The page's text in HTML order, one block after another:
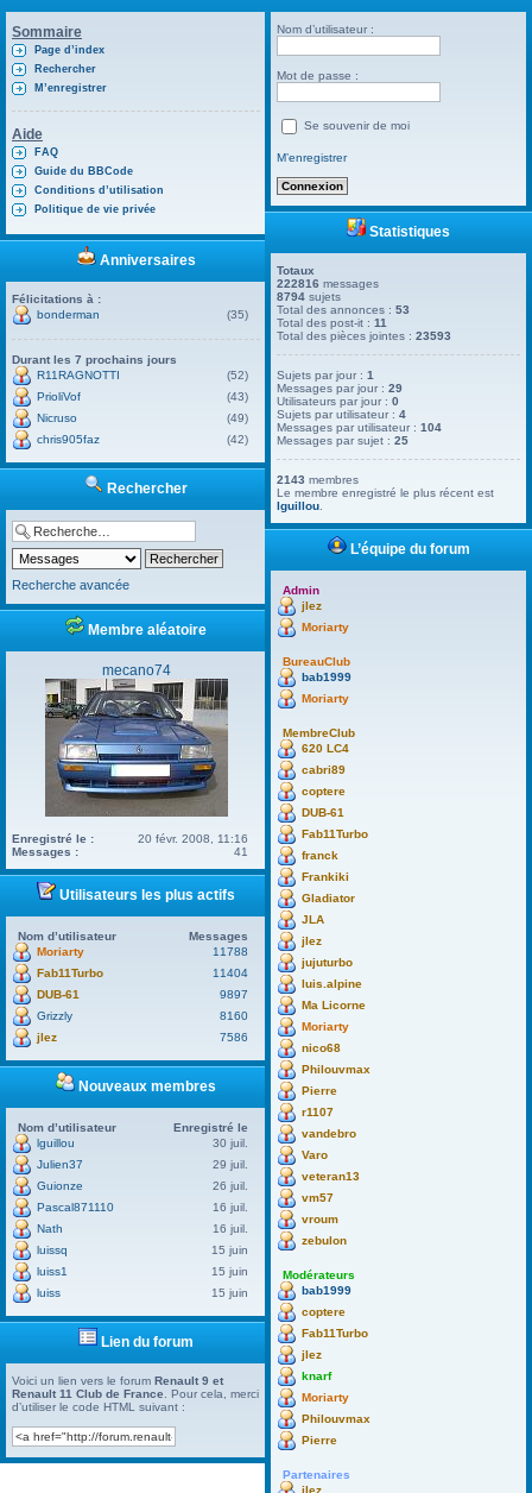
Sommaire
Page d’index
Rechercher
M’enregistrer
Aide
FAQ
Guide du BBCode
Conditions d’utilisation
Politique de vie privée
Anniversaires
Félicitations à :
bonderman
(35)
Durant les 7 prochains jours
R11RAGNOTTI
(52)
PrioliVof
(43)
Nicruso
(49)
chris905faz
(42)
Rechercher
Recherche avancée
Membre aléatoire
mecano74
Enregistré le :
20 févr. 2008, 11:16
Messages :
41
Utilisateurs les plus actifs
Nom d’utilisateur
Messages
Moriarty
11788
Fab11Turbo
11404
DUB-61
9897
Grizzly
8160
jlez
7586
Nouveaux membres
Nom d’utilisateur
Enregistré le
lguillou
30 juil.
Julien37
29 juil.
Guionze
26 juil.
Pascal871110
16 juil.
Nath
16 juil.
luissq
15 juin
luiss1
15 juin
luiss
15 juin
Lien du forum
Voici un lien vers le forum Renault 9 et
Renault 11 Club de France . Pour cela, merci
d’utiliser le code HTML suivant :
Nom d’utilisateur :
Mot de passe :
Se souvenir de moi
M’enregistrer
Statistiques
Totaux
222816 messages
8794 sujets
Total des annonces :53
Total des post-it :11
Total des pièces jointes :23593
Sujets par jour :1
Messages par jour :29
Utilisateurs par jour :0
Sujets par utilisateur :4
Messages par utilisateur :104
Messages par sujet :25
2143 membres
Le membre enregistré le plus récent est
lguillou
L’équipe du forum
Admin
jlez
Moriarty
BureauClub
bab1999
Moriarty
MembreClub
620 LC4
cabri89
coptere
DUB-61
Fab11Turbo
franck
Frankiki
Gladiator
JLA
jlez
jujuturbo
luis.alpine
Ma Licorne
Moriarty
nico68
Philouvmax
Pierre
r1107
vandebro
Varo
veteran13
vm57
vroum
zebulon
Modérateurs
bab1999
coptere
Fab11Turbo
jlez
knarf
Moriarty
Philouvmax
Pierre
Partenaires
jlez